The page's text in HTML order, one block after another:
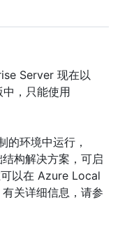
Server 现在以
，只能使用
的环境中运行，
构解决方案，可启
以在 Azure Local
关详细信息，请参